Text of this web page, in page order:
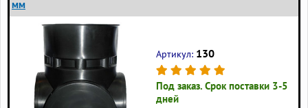
мм
Артикул: 130
Под заказ. Срок поставки 3-5
дней